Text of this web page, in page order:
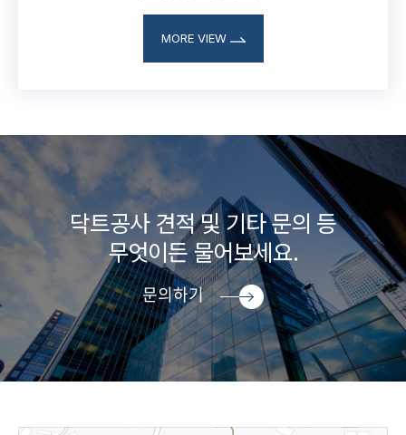
MORE VIEW
닥트공사 견적 및 기타 문의 등
무엇이든 물어보세요.
문의하기